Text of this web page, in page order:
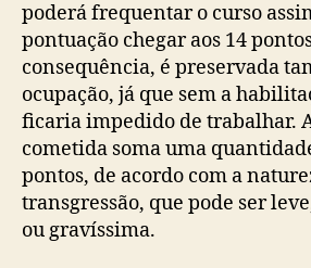
poderá frequentar o curso
pontuação chegar aos 14
consequência, é preservada
ocupação, já que sem a
ficaria impedido de trabalhar.
cometida soma uma
pontos, de acordo com a
transgressão, que pode ser
ou gravíssima.